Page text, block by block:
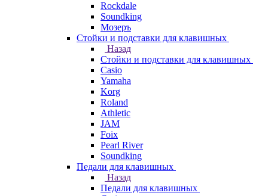
Rockdale
Soundking
Мозеръ
Стойки и подставки для клавишных
Назад
Стойки и подставки для клавишных
Casio
Yamaha
Korg
Roland
Athletic
JAM
Foix
Pearl River
Soundking
Педали для клавишных
Назад
Педали для клавишных